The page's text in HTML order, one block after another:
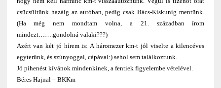
csücsültünk hazáig az autóban, pedig csak Bács-Kiskunig mentünk.
(Ha még nem mondtam volna, a 21. században írom
mindezt…….gondolná valaki???)
Azért van két jó hírem is: A háromezer km-t jól viselte a kilencéves
egyterűnk, és szúnyoggal, cápával:) sehol sem találkoztunk.
Jó pihenést kívánok mindenkinek, a fentiek figyelembe vételével.
Béres Hajnal – BKKm